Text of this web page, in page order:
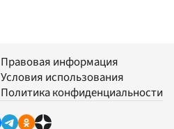
Правовая информация
Условия использования
Политика конфиденциальности